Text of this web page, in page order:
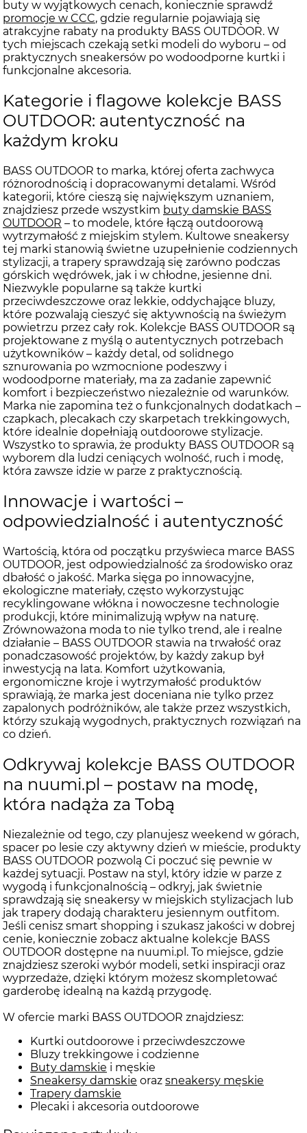
buty w wyjątkowych cenach, koniecznie sprawdź
promocje w CCC, gdzie regularnie pojawiają się
atrakcyjne rabaty na produkty BASS OUTDOOR. W
tych miejscach czekają setki modeli do wyboru – od
praktycznych sneakersów po wodoodporne kurtki i
funkcjonalne akcesoria.
Kategorie i flagowe kolekcje BASS
OUTDOOR: autentyczność na
każdym kroku
BASS OUTDOOR to marka, której oferta zachwyca
różnorodnością i dopracowanymi detalami. Wśród
kategorii, które cieszą się największym uznaniem,
znajdziesz przede wszystkim buty damskie BASS
OUTDOOR – to modele, które łączą outdoorową
wytrzymałość z miejskim stylem. Kultowe sneakersy
tej marki stanowią świetne uzupełnienie codziennych
stylizacji, a trapery sprawdzają się zarówno podczas
górskich wędrówek, jak i w chłodne, jesienne dni.
Niezwykle popularne są także kurtki
przeciwdeszczowe oraz lekkie, oddychające bluzy,
które pozwalają cieszyć się aktywnością na świeżym
powietrzu przez cały rok. Kolekcje BASS OUTDOOR są
projektowane z myślą o autentycznych potrzebach
użytkowników – każdy detal, od solidnego
sznurowania po wzmocnione podeszwy i
wodoodporne materiały, ma za zadanie zapewnić
komfort i bezpieczeństwo niezależnie od warunków.
Marka nie zapomina też o funkcjonalnych dodatkach –
czapkach, plecakach czy skarpetach trekkingowych,
które idealnie dopełniają outdoorowe stylizacje.
Wszystko to sprawia, że produkty BASS OUTDOOR są
wyborem dla ludzi ceniących wolność, ruch i modę,
która zawsze idzie w parze z praktycznością.
Innowacje i wartości –
odpowiedzialność i autentyczność
Wartością, która od początku przyświeca marce BASS
OUTDOOR, jest odpowiedzialność za środowisko oraz
dbałość o jakość. Marka sięga po innowacyjne,
ekologiczne materiały, często wykorzystując
recyklingowane włókna i nowoczesne technologie
produkcji, które minimalizują wpływ na naturę.
Zrównoważona moda to nie tylko trend, ale i realne
działanie – BASS OUTDOOR stawia na trwałość oraz
ponadczasowość projektów, by każdy zakup był
inwestycją na lata. Komfort użytkowania,
ergonomiczne kroje i wytrzymałość produktów
sprawiają, że marka jest doceniana nie tylko przez
zapalonych podróżników, ale także przez wszystkich,
którzy szukają wygodnych, praktycznych rozwiązań na
co dzień.
Odkrywaj kolekcje BASS OUTDOOR
na nuumi.pl – postaw na modę,
która nadąża za Tobą
Niezależnie od tego, czy planujesz weekend w górach,
spacer po lesie czy aktywny dzień w mieście, produkty
BASS OUTDOOR pozwolą Ci poczuć się pewnie w
każdej sytuacji. Postaw na styl, który idzie w parze z
wygodą i funkcjonalnością – odkryj, jak świetnie
sprawdzają się sneakersy w miejskich stylizacjach lub
jak trapery dodają charakteru jesiennym outfitom.
Jeśli cenisz smart shopping i szukasz jakości w dobrej
cenie, koniecznie zobacz aktualne kolekcje BASS
OUTDOOR dostępne na nuumi.pl. To miejsce, gdzie
znajdziesz szeroki wybór modeli, setki inspiracji oraz
wyprzedaże, dzięki którym możesz skompletować
garderobę idealną na każdą przygodę.
W ofercie marki BASS OUTDOOR znajdziesz:
Kurtki outdoorowe i przeciwdeszczowe
Bluzy trekkingowe i codzienne
Buty damskie i męskie
Sneakersy damskie oraz sneakersy męskie
Trapery damskie
Plecaki i akcesoria outdoorowe